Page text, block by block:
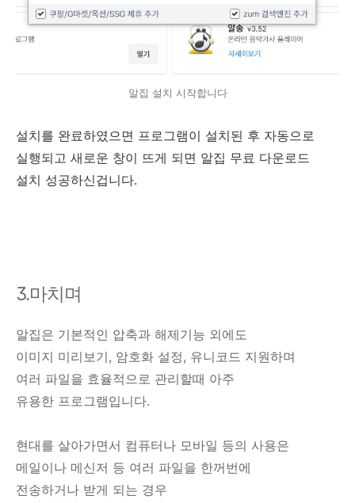
알집 설치 시작합니다
설치를 완료하였으면 프로그램이 설치된 후 자동으로
실행되고 새로운 창이 뜨게 되면 알집 무료 다운로드
설치 성공하신겁니다.
3.마치며
알집은 기본적인 압축과 해제기능 외에도
이미지 미리보기, 암호화 설정, 유니코드 지원하며
여러 파일을 효율적으로 관리할때 아주
유용한 프로그램입니다.
현대를 살아가면서 컴퓨터나 모바일 등의 사용은
메일이나 메신저 등 여러 파일을 한꺼번에
전송하거나 받게 되는 경우